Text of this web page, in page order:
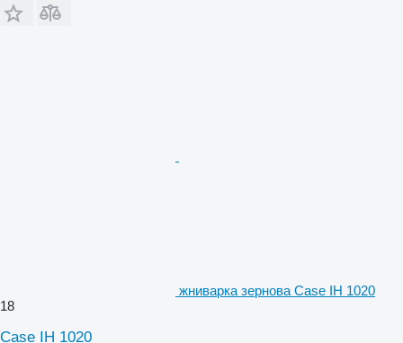
жниварка зернова Case IH 1020
18
Case IH 1020